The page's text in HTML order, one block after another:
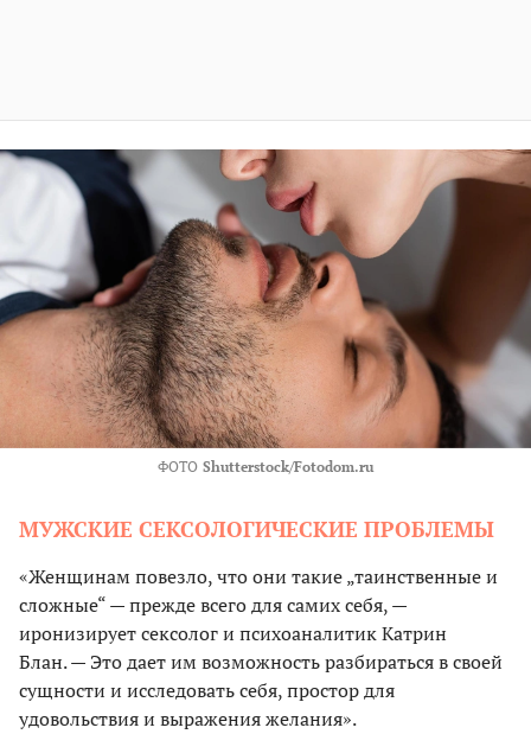
ФОТО Shutterstock/Fotodom.ru
МУЖСКИЕ СЕКСОЛОГИЧЕСКИЕ ПРОБЛЕМЫ
«Женщинам повезло, что они такие „таинственные и
сложные“ — прежде всего для самих себя, —
иронизирует сексолог и психоаналитик Катрин
Блан. — Это дает им возможность разбираться в своей
сущности и исследовать себя, простор для
удовольствия и выражения желания».